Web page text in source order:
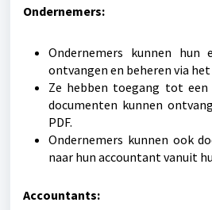
Ondernemers:
Ondernemers kunnen hun
ontvangen en beheren via
Ze hebben toegang tot
documenten kunnen
PDF.
Ondernemers kunnen ook
naar hun accountant vanuit
Accountants: